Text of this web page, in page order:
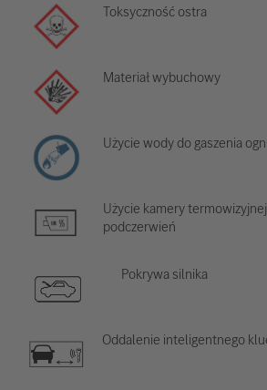
Toksyczność ostra
Materiał wybuchowy
Użycie wody do gaszenia
Użycie kamery
podczerwień
Pokrywa silnika
Oddalenie inteligentnego